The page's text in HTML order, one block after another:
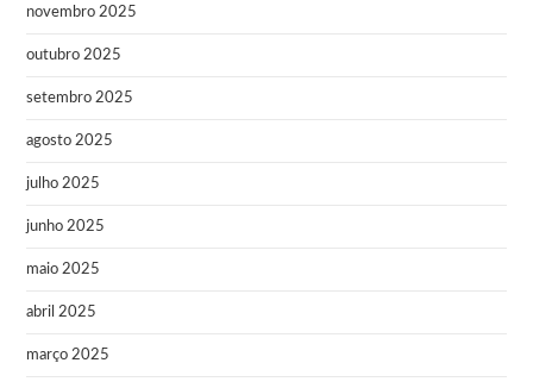
novembro 2025
outubro 2025
setembro 2025
agosto 2025
julho 2025
junho 2025
maio 2025
abril 2025
março 2025